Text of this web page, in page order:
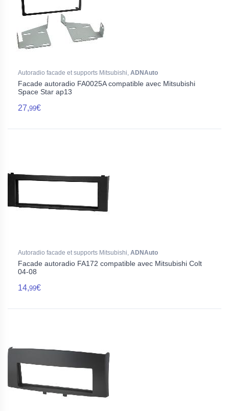
Autoradio facade et supports Mitsubishi, ADNAuto
Facade autoradio FA0025A compatible avec Mitsubishi
Space Star ap13
27,99€
Autoradio facade et supports Mitsubishi, ADNAuto
Facade autoradio FA172 compatible avec Mitsubishi Colt
04-08
14,99€